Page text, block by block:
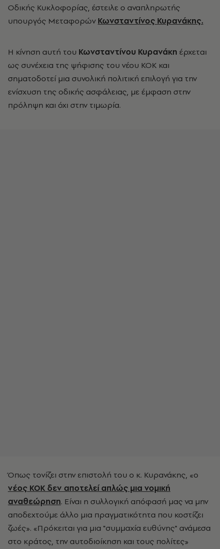
Οδικής Κυκλοφορίας, έστειλε ο αναπληρωτής
υπουργός Μεταφορών Κωνσταντίνος Κυρανάκης.
Η κίνηση αυτή του Κωνσταντίνου Κυρανάκη έρχεται
ως συνέχεια της ψήφισης του νέου ΚΟΚ και
σηματοδοτεί μια συνολική πολιτική επιλογή για την
ενίσχυση της οδικής ασφάλειας, με έμφαση στην
πρόληψη και όχι στην τιμωρία.
Όπως τονίζει στην επιστολή του ο κ. Κυρανάκης, «ο
νέος ΚΟΚ δεν αποτελεί απλώς μια νομική
αναθεώρηση. Είναι η συλλογική απόφασή μας να μην
αποδεχτούμε άλλο μια πραγματικότητα που κοστίζει
ζωές». «Πρόκειται για μια "συμμαχία ευθύνης" ανάμεσα
στο κράτος, την αυτοδιοίκηση και τους πολίτες»